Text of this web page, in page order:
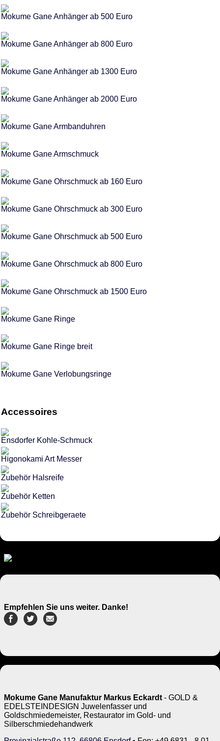
Mokume Gane Anhänger ab 500 Euro
Mokume Gane Anhänger ab 800 Euro
Mokume Gane Anhänger ab 1300 Euro
Mokume Gane Anhänger ab 2000 Euro
Mokume Gane Armbanduhren
Mokume Gane Armschmuck
Mokume Gane Ohrschmuck ab 160 Euro
Mokume Gane Ohrschmuck ab 300 Euro
Mokume Gane Ohrschmuck ab 500 Euro
Mokume Gane Ohrschmuck ab 800 Euro
Mokume Gane Ohrschmuck ab 1500 Euro
Mokume Gane Ringe
Mokume Gane Ringe breit
Mokume Gane Verlobungsringe
Accessoires
Ensdorfer Kohle-Schmuck
Higonokami Art Messer
Zubehör Halsreife
Zubehör Ketten
Zubehör Schreibgeraete
Empfehlen Sie uns weiter. Danke!
Mokume Gane Manufaktur Markus Eckardt - GOLD &
EDELSTEINDESIGN Juwelenfasser und
Goldschmiedemeister, Restaurator im Gold- und
Silberschmiedehandwerk